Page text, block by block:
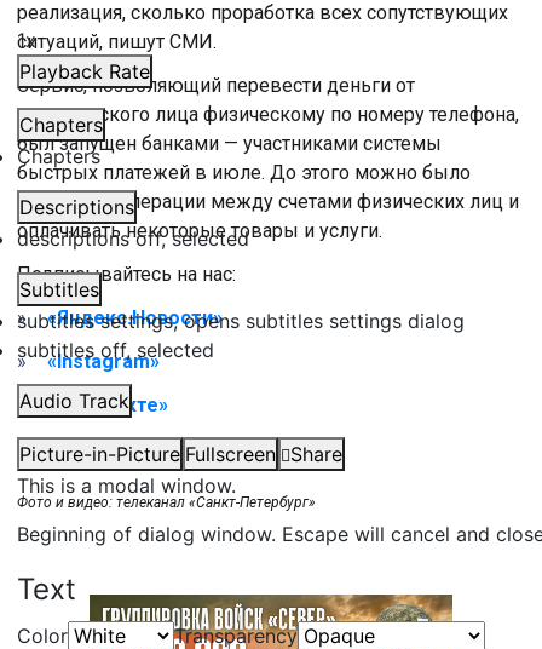
1x
Playback Rate
Chapters
Chapters
Descriptions
descriptions off, selected
Subtitles
subtitles settings, opens subtitles settings dialog
subtitles off, selected
Audio Track
Picture-in-Picture Fullscreen
Share
This is a modal window.
Beginning of dialog window. Escape will cancel and
Text
Color Transparency
реализация, сколько проработка всех сопутствующих
ситуаций, пишут СМИ.
Сервис, позволяющий перевести деньги от
юридического лица физическому по номеру телефона,
был запущен банками — участниками системы
быстрых платежей в июле. До этого можно было
проводить операции между счетами физических лиц и
оплачивать некоторые товары и услуги.
Подписывайтесь на нас:
«Яндекс.Новости»
«Instagram»
«ВКонтакте»
«Telegram»
Фото и видео: телеканал «Санкт-Петербург»